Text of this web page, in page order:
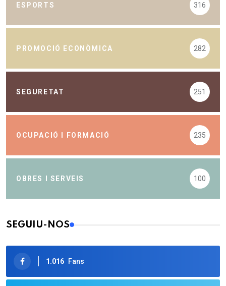
ESPORTS 316
PROMOCIÓ ECONÒMICA 282
SEGURETAT 251
OCUPACIÓ I FORMACIÓ 235
OBRES I SERVEIS 100
SEGUIU-NOS
1.016 Fans